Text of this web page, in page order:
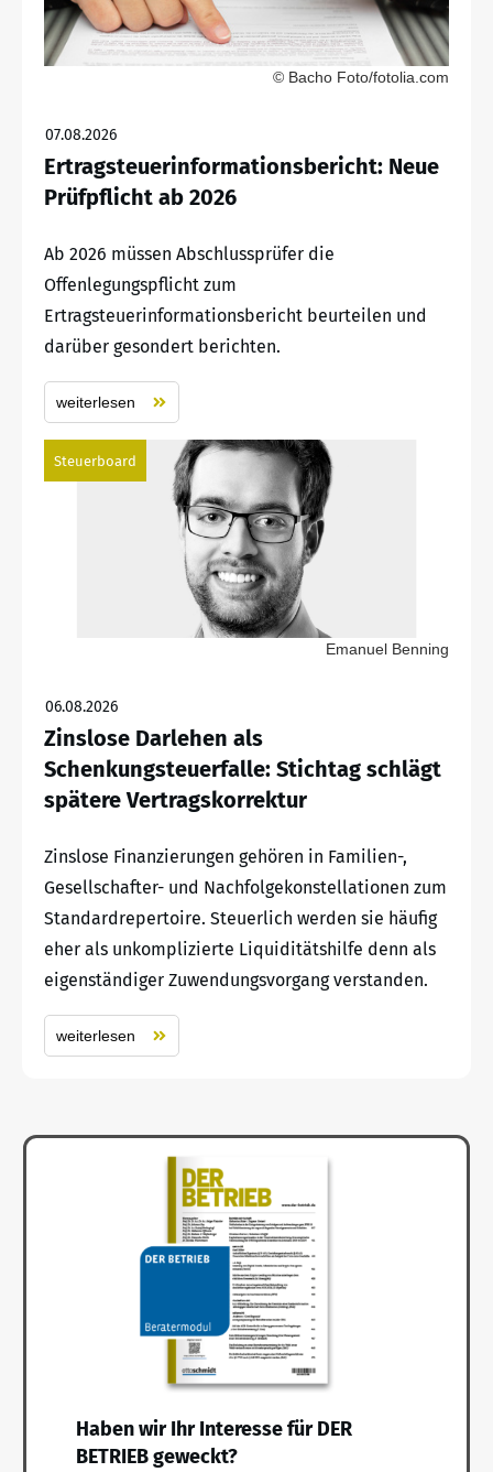
© Bacho Foto/fotolia.com
07.08.2026
Ertragsteuerinformationsbericht: Neue
Prüfpflicht ab 2026
Ab 2026 müssen Abschlussprüfer die
Offenlegungspflicht zum
Ertragsteuerinformationsbericht beurteilen und
darüber gesondert berichten.
weiterlesen
Steuerboard
Emanuel Benning
06.08.2026
Zinslose Darlehen als
Schenkungsteuerfalle: Stichtag schlägt
spätere Vertragskorrektur
Zinslose Finanzierungen gehören in Familien-,
Gesellschafter- und Nachfolgekonstellationen zum
Standardrepertoire. Steuerlich werden sie häufig
eher als unkomplizierte Liquiditätshilfe denn als
eigenständiger Zuwendungsvorgang verstanden.
weiterlesen
Haben wir Ihr Interesse für DER
BETRIEB geweckt?